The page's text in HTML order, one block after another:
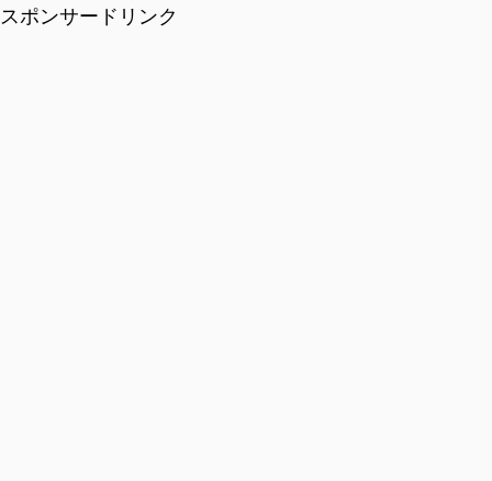
スポンサードリンク